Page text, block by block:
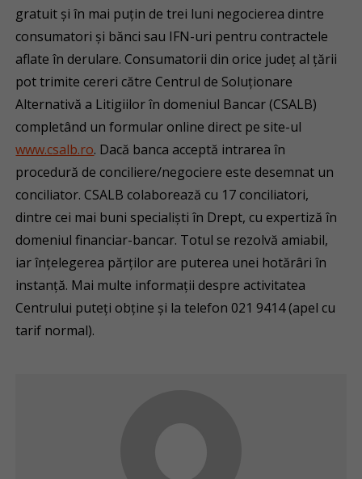
gratuit și în mai puțin de trei luni negocierea dintre
consumatori și bănci sau IFN-uri pentru contractele
aflate în derulare. Consumatorii din orice județ al țării
pot trimite cereri către Centrul de Soluționare
Alternativă a Litigiilor în domeniul Bancar (CSALB)
completând un formular online direct pe site-ul
www.csalb.ro. Dacă banca acceptă intrarea în
procedură de conciliere/negociere este desemnat un
conciliator. CSALB colaborează cu 17 conciliatori,
dintre cei mai buni specialiști în Drept, cu expertiză în
domeniul financiar-bancar. Totul se rezolvă amiabil,
iar înțelegerea părților are puterea unei hotărâri în
instanță. Mai multe informații despre activitatea
Centrului puteți obține și la telefon 021 9414 (apel cu
tarif normal).